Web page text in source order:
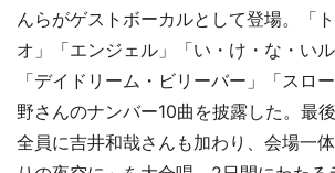
んらがゲストボーカルとして登場。「
オ」「エンジェル」「い・け・な・い
「デイドリーム・ビリーバー」「スロ
野さんのナンバー10曲を披露した。最
全員に吉井和哉さんも加わり、会場一